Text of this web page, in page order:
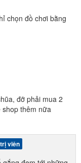
sức sáng tạo xếp
minh hơn
chọn đồ chơi bằng
đỡ phải mua 2
shop thêm nữa
viên